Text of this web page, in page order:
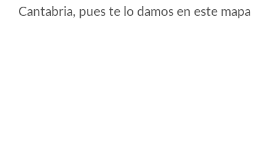
Cantabria, pues te lo damos en este mapa